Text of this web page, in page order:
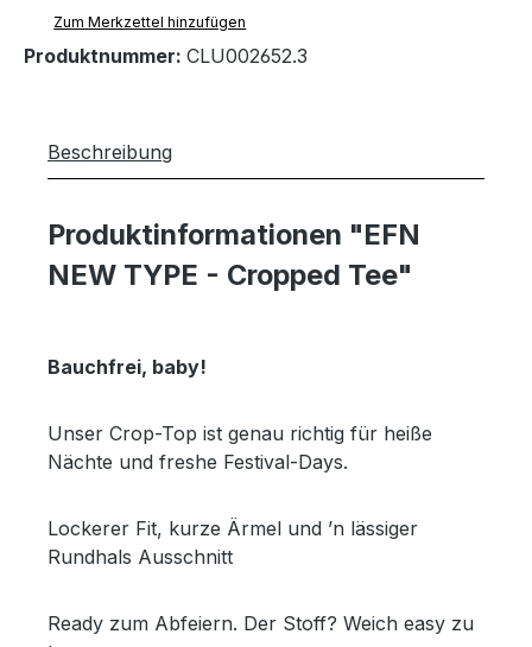
Zum Merkzettel hinzufügen
Produktnummer: CLU002652.3
Beschreibung
Produktinformationen "EFN
NEW TYPE - Cropped Tee"
Bauchfrei, baby!
Unser Crop-Top ist genau richtig für heiße
Nächte und freshe Festival-Days.
Lockerer Fit, kurze Ärmel und ’n lässiger
Rundhals Ausschnitt
Ready zum Abfeiern. Der Stoff? Weich easy zu